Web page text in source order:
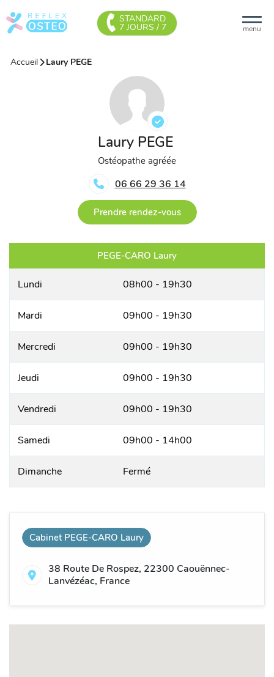
menu
STANDARD
7 JOURS / 7
Accueil Laury PEGE
Laury PEGE
Ostéopathe agréée
06 66 29 36 14
Prendre rendez-vous
Cabinet PEGE-CARO Laury
38 Route De Rospez, 22300 Caouënnec-
Lanvézéac, France
PEGE-CARO Laury
Lundi 08h00 - 19h30
Mardi 09h00 - 19h30
Mercredi 09h00 - 19h30
Jeudi 09h00 - 19h30
Vendredi 09h00 - 19h30
Samedi 09h00 - 14h00
Dimanche Fermé